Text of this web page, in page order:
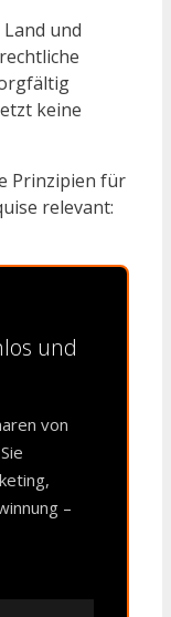
und
keine
Prinzipien für
relevant:
und
von
–